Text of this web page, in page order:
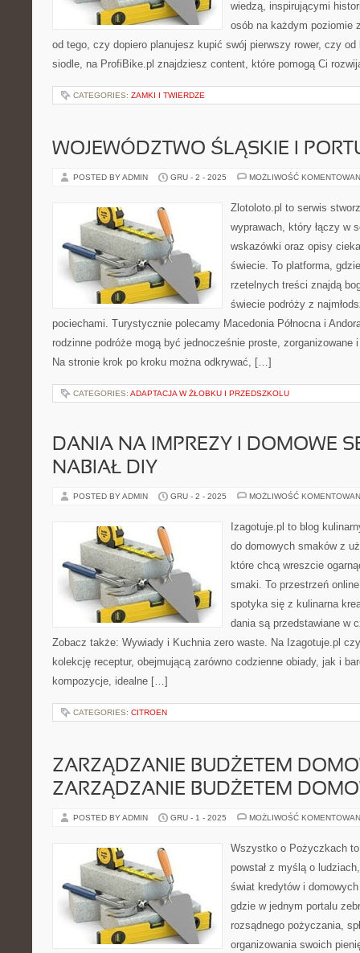
wiedzą, inspirującymi
osób na każdym poziomie
od tego, czy dopiero planujesz kupić swój pierwszy rower, czy
siodle, na ProfiBike.pl znajdziesz content, które pomogą Ci
CATEGORIES: ZAMKI I TWIERDZE
WOJEWÓDZTWO ŚLĄSKIE I
POSTED BY ADMIN GRU - 2 - 2025 MOŻLIWOŚĆ
Zlotoloto.pl to serwis
wyprawach, który łączy w
wskazówki oraz opisy
świecie. To platforma,
rzetelnych treści znajdą
świecie podróży z
pociechami. Turystycznie polecamy Macedonia Północna i
rodzinne podróże mogą być jednocześnie proste, zorganizowane
Na stronie krok po kroku można odkrywać, […]
CATEGORIES: ADAPTACJA W ŻŁOBKU I PRZEDSZKOLU
DANIA NA IMPREZY I DOMOWE
NABIAŁ DIY
POSTED BY ADMIN GRU - 2 - 2025 MOŻLIWOŚĆ
Izagotuje.pl to blog
do domowych smaków z
które chcą wreszcie
smaki. To przestrzeń
spotyka się z kulinarna
dania są przedstawiane w
Zobacz także: Wywiady i Kuchnia zero waste. Na Izagotuje.pl
kolekcję receptur, obejmującą zarówno codzienne obiady, jak i
kompozycje, idealne […]
CATEGORIES: CITROEN
ZARZĄDZANIE BUDŻETEM
ZARZĄDZANIE BUDŻETEM
POSTED BY ADMIN GRU - 1 - 2025 MOŻLIWOŚĆ
Wszystko o Pożyczkach
powstał z myślą o
świat kredytów i
gdzie w jednym portalu
rozsądnego pożyczania,
organizowania swoich